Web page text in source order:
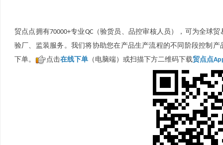
贸点点拥有70000+专业QC（验货员、品控审核人员），可为全球
验厂、监装服务。我们将协助您在产品生产流程的不同阶段控制
下单。
点击在线下单 （电脑端）或扫描下方二维码下载贸点点